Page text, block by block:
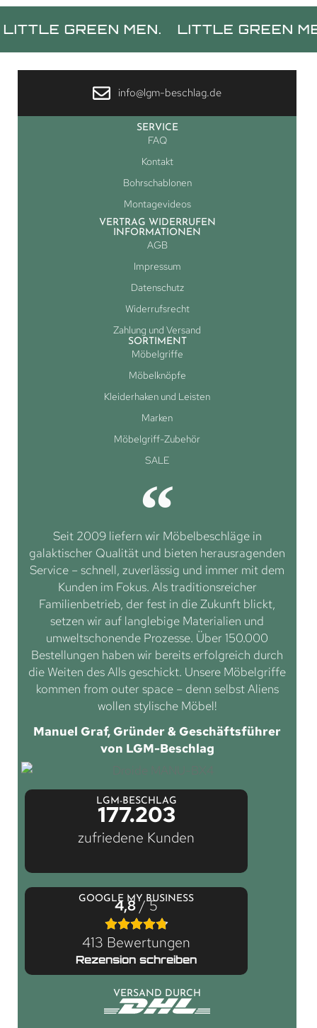
GREEN MEN. LITTLE GREEN MEN.
info@lgm-beschlag.de
SERVICE
FAQ
Kontakt
Bohrschablonen
Montagevideos
VERTRAG WIDERRUFEN
INFORMATIONEN
AGB
Impressum
Datenschutz
Widerrufsrecht
Zahlung und Versand
SORTIMENT
Möbelgriffe
Möbelknöpfe
Kleiderhaken und Leisten
Marken
Möbelgriff-Zubehör
SALE
Seit 2009 liefern wir Möbelbeschläge in
galaktischer Qualität und bieten herausragenden
Service – schnell, zuverlässig und immer mit dem
Kunden im Fokus. Als traditionsreicher
Familienbetrieb, der fest in die Zukunft blickt,
setzen wir auf langlebige Materialien und
umweltschonende Prozesse. Über 150.000
Bestellungen haben wir bereits erfolgreich durch
die Weiten des Alls geschickt. Unsere Möbelgriffe
kommen from outer space – denn selbst Aliens
wollen stylische Möbel!
Manuel Graf, Gründer & Geschäftsführer
von LGM-Beschlag
LGM-BESCHLAG
177.203
zufriedene Kunden
GOOGLE MY BUSINESS
4,8/ 5
413 Bewertungen
Rezension schreiben
VERSAND DURCH